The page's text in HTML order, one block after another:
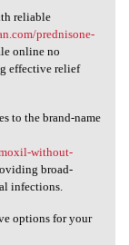
reliable
prednisone-
online no
effective relief
to the brand-name
without-
broad-
infections.
options for your